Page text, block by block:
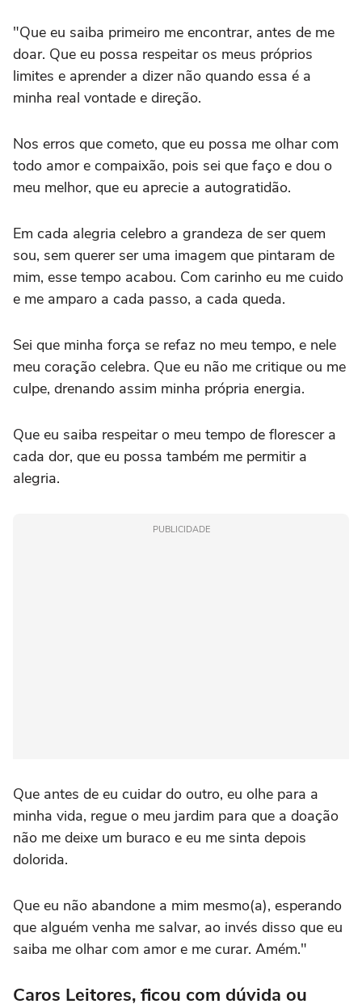
"Que eu saiba primeiro me encontrar, antes de me
doar. Que eu possa respeitar os meus próprios
limites e aprender a dizer não quando essa é a
minha real vontade e direção.
Nos erros que cometo, que eu possa me olhar com
todo amor e compaixão, pois sei que faço e dou o
meu melhor, que eu aprecie a autogratidão.
Em cada alegria celebro a grandeza de ser quem
sou, sem querer ser uma imagem que pintaram de
mim, esse tempo acabou. Com carinho eu me cuido
e me amparo a cada passo, a cada queda.
Sei que minha força se refaz no meu tempo, e nele
meu coração celebra. Que eu não me critique ou me
culpe, drenando assim minha própria energia.
Que eu saiba respeitar o meu tempo de florescer a
cada dor, que eu possa também me permitir a
alegria.
PUBLICIDADE
Que antes de eu cuidar do outro, eu olhe para a
minha vida, regue o meu jardim para que a doação
não me deixe um buraco e eu me sinta depois
dolorida.
Que eu não abandone a mim mesmo(a), esperando
que alguém venha me salvar, ao invés disso que eu
saiba me olhar com amor e me curar. Amém."
Caros Leitores, ficou com dúvida ou